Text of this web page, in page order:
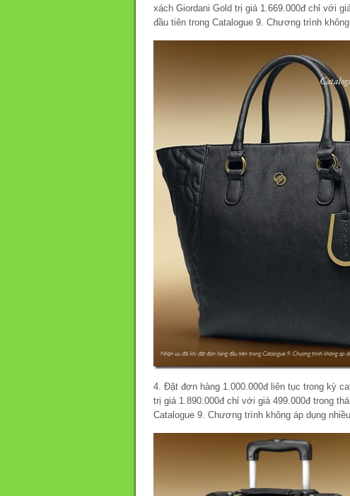
xách Giordani Gold trị giá 1.669.000đ chỉ với
đầu tiên trong Catalogue 9. Chương trình
4. Đặt đơn hàng 1.000.000đ liên tục trong kỳ
trị giá 1.890.000đ chỉ với giá 499.000đ trong
Catalogue 9. Chương trình không áp dụng